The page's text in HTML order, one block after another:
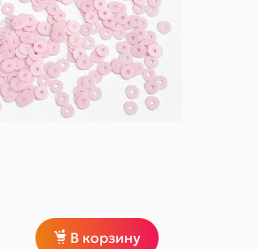
В корзину